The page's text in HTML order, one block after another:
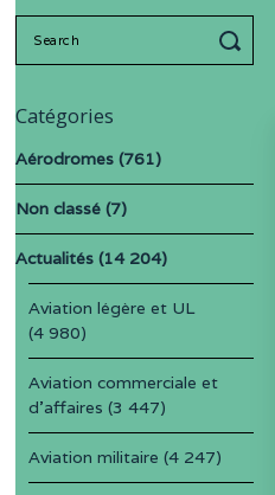
Catégories
Aérodromes (761)
Non classé (7)
Actualités (14 204)
Aviation légère et UL
(4 980)
Aviation commerciale et
d'affaires (3 447)
Aviation militaire (4 247)